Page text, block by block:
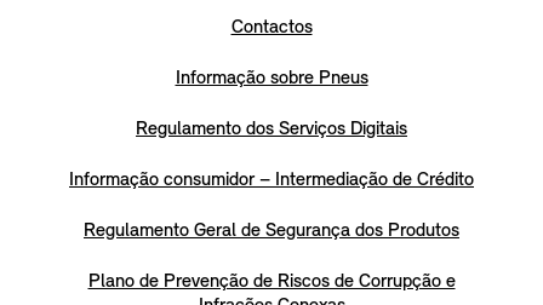
Contactos
Informação sobre Pneus
Regulamento dos Serviços Digitais
Informação consumidor – Intermediação de Crédito
Regulamento Geral de Segurança dos Produtos
Plano de Prevenção de Riscos de Corrupção e